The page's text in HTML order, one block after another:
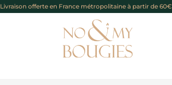
Livraison offerte en France métropolitaine à partir de